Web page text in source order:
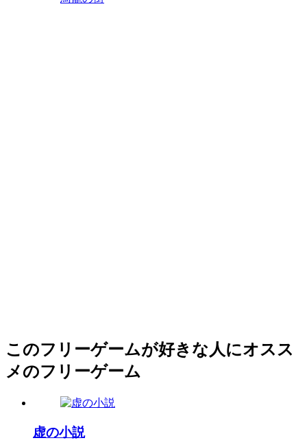
このフリーゲームが好きな人にオスス
メのフリーゲーム
虚の小説